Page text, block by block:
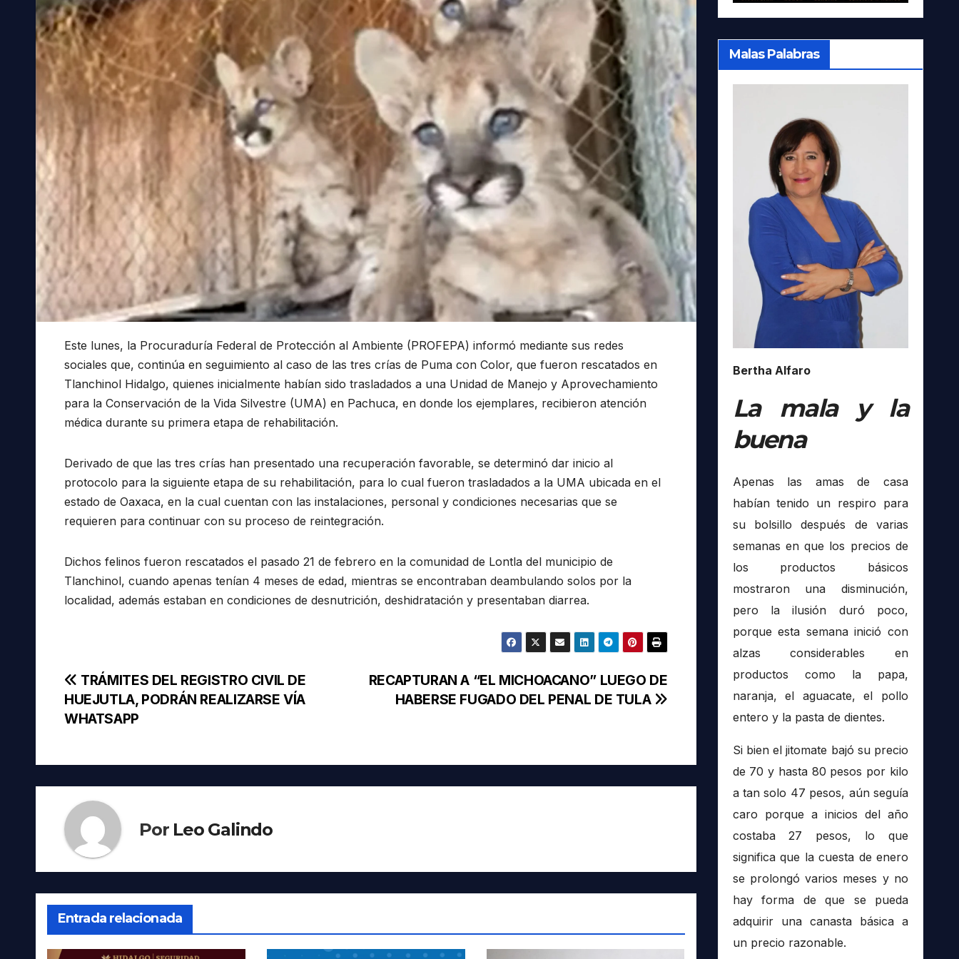
Este lunes, la Procuraduría Federal de Protección al Ambiente (PROFEPA) informó mediante sus redes
sociales que, continúa en seguimiento al caso de las tres crías de Puma con Color, que fueron rescatados en
Tlanchinol Hidalgo, quienes inicialmente habían sido trasladados a una Unidad de Manejo y Aprovechamiento
para la Conservación de la Vida Silvestre (UMA) en Pachuca, en donde los ejemplares, recibieron atención
médica durante su primera etapa de rehabilitación.
Derivado de que las tres crías han presentado una recuperación favorable, se determinó dar inicio al
protocolo para la siguiente etapa de su rehabilitación, para lo cual fueron trasladados a la UMA ubicada en el
estado de Oaxaca, en la cual cuentan con las instalaciones, personal y condiciones necesarias que se
requieren para continuar con su proceso de reintegración.
Dichos felinos fueron rescatados el pasado 21 de febrero en la comunidad de Lontla del municipio de
Tlanchinol, cuando apenas tenían 4 meses de edad, mientras se encontraban deambulando solos por la
localidad, además estaban en condiciones de desnutrición, deshidratación y presentaban diarrea.
Navegación
de
RECAPTURAN A “EL MICHOACANO” LUEGO DE
HABERSE FUGADO DEL PENAL DE TULA
TRÁMITES DEL REGISTRO CIVIL DE
HUEJUTLA, PODRÁN REALIZARSE VÍA
WHATSAPP
Por Leo Galindo
Entrada relacionada
Malas Palabras
Bertha Alfaro
La mala y la
buena
Apenas las amas de casa
habían tenido un respiro para
su bolsillo después de varias
semanas en que los precios de
los productos básicos
mostraron una disminución,
pero la ilusión duró poco,
porque esta semana inició con
alzas considerables en
productos como la papa,
naranja, el aguacate, el pollo
entero y la pasta de dientes.
Si bien el jitomate bajó su precio
de 70 y hasta 80 pesos por kilo
a tan solo 47 pesos, aún seguía
caro porque a inicios del año
costaba 27 pesos, lo que
significa que la cuesta de enero
se prolongó varios meses y no
hay forma de que se pueda
adquirir una canasta básica a
un precio razonable.